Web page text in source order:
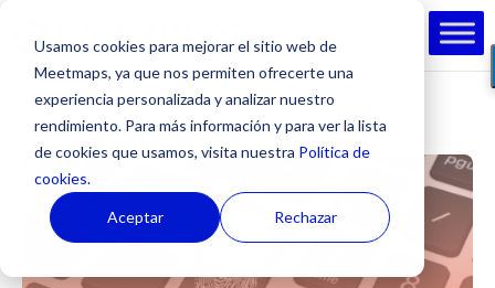
Usamos cookies para mejorar el sitio web de
Meetmaps, ya que nos permiten ofrecerte una
experiencia personalizada y analizar nuestro
rendimiento. Para más información y para ver la lista
de cookies que usamos, visita nuestra Política de
cookies.
Aceptar Rechazar